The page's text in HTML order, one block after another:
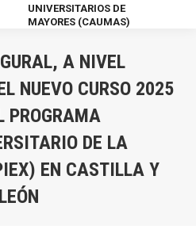
UNIVERSITARIOS DE
MAYORES (CAUMAS)
A NIVEL
NUEVO CURSO 2025
PROGRAMA
DE LA
EN CASTILLA Y
LEÓN